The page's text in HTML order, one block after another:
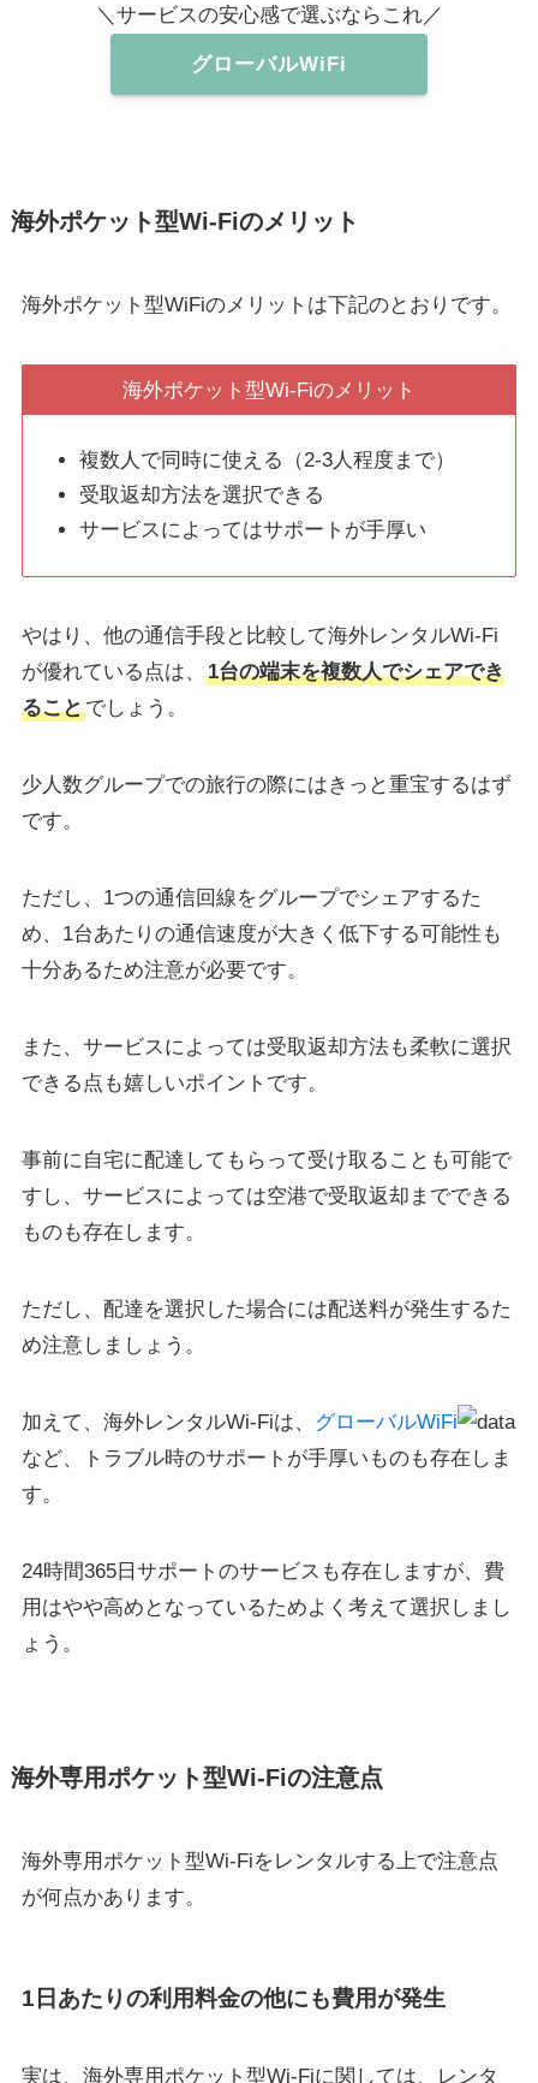
＼サービスの安心感で選ぶならこれ／
グローバルWiFi
海外ポケット型Wi-Fiのメリット
海外ポケット型WiFiのメリットは下記のとおりです。
海外ポケット型Wi-Fiのメリット
複数人で同時に使える（2-3人程度まで）
受取返却方法を選択できる
サービスによってはサポートが手厚い
やはり、他の通信手段と比較して海外レンタルWi-Fi
が優れている点は、
1台の端末を複数人でシェアでき
ることでしょう。
少人数グループでの旅行の際にはきっと重宝するはず
です。
ただし、1つの通信回線をグループでシェアするた
め、1台あたりの通信速度が大きく低下する可能性も
十分あるため注意が必要です。
また、サービスによっては受取返却方法も柔軟に選択
できる点も嬉しいポイントです。
事前に自宅に配達してもらって受け取ることも可能で
すし、サービスによっては空港で受取返却までできる
ものも存在します。
ただし、配達を選択した場合には配送料が発生するた
め注意しましょう。
加えて、海外レンタルWi-Fiは、
グローバルWiFi
など、トラブル時のサポートが手厚いものも存在しま
す。
24時間365日サポートのサービスも存在しますが、費
用はやや高めとなっているためよく考えて選択しまし
ょう。
海外専用ポケット型Wi-Fiの注意点
海外専用ポケット型Wi-Fiをレンタルする上で注意点
が何点かあります。
1日あたりの利用料金の他にも費用が発生
実は、海外専用ポケット型Wi-Fiに関しては、レンタ